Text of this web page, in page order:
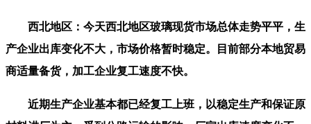
西北地区：今天西北地区玻璃现货市场总体走势平平，生
产企业出库变化不大，市场价格暂时稳定。目前部分本地贸易
商适量备货，加工企业复工速度不快。
近期生产企业基本都已经复工上班，以稳定生产和保证原